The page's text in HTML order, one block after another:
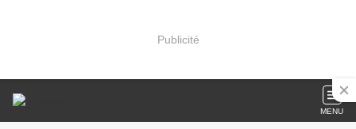
Publicité
MENU